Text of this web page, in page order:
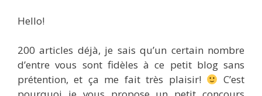
Hello!
200 articles déjà, je sais qu’un certain nombre
d’entre vous sont fidèles à ce petit blog sans
prétention, et ça me fait très plaisir!
C’est